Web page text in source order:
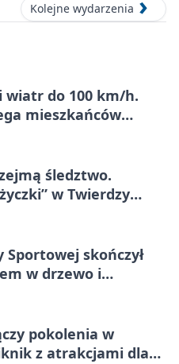
Kolejne wydarzenia
wiatr do 100 km/h.
mieszkańców
śledztwo.
w Twierdzy
skończył
w drzewo i
pokolenia w
z atrakcjami dla